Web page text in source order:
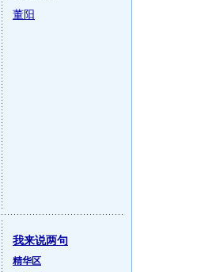
董阳
我来说两句
精华区